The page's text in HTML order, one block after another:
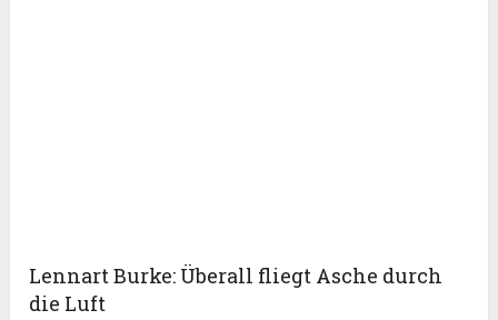
Lennart Burke: Überall fliegt Asche durch
die Luft